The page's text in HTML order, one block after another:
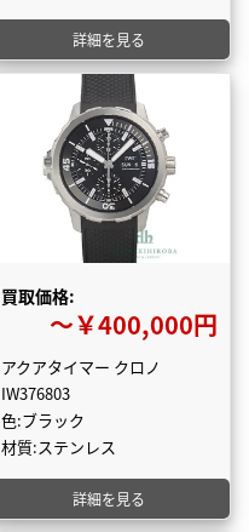
詳細を見る
買取価格:
〜￥400,000円
アクアタイマー クロノ
IW376803
色:ブラック
材質:ステンレス
詳細を見る